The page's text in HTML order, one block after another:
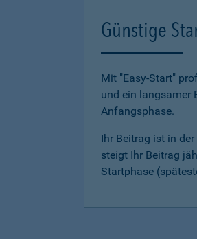
Günstige
Mit "Easy-Start"
und ein lang­samer
Anfangsphase.
Ihr Beitrag ist in
steigt Ihr Beitrag
Startphase